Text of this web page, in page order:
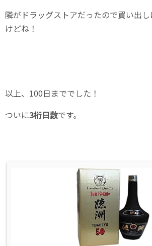
隣がドラッグストアだったので買い出
けどね！
以上、100日まででした！
ついに3桁日数です。